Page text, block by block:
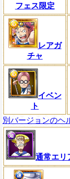
フェス限定
レアガ
チャ
イベン
ト
別バージョンのヘ
通常エリ